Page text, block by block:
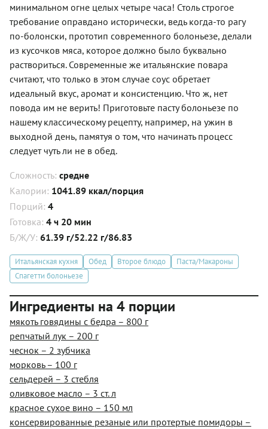
минимальном огне целых четыре часа! Столь строгое
требование оправдано исторически, ведь когда-то рагу
по-болонски, прототип современного болоньезе, делали
из кусочков мяса, которое должно было буквально
раствориться. Современные же итальянские повара
считают, что только в этом случае соус обретает
идеальный вкус, аромат и консистенцию. Что ж, нет
повода им не верить! Приготовьте пасту болоньезе по
нашему классическому рецепту, например, на ужин в
выходной день, памятуя о том, что начинать процесс
следует чуть ли не в обед.
Сложность: средне
Калории: 1041.89 ккал/порция
Порций: 4
Готовка: 4 ч 20 мин
Б/Ж/У: 61.39 г/52.22 г/86.83
Итальянская кухня Обед Второе блюдо
Паста/Макароны
Спагетти болоньезе
Ингредиенты на 4 порции
мякоть говядины с бедра – 800 г
репчатый лук – 200 г
чеснок – 2 зубчика
морковь – 100 г
сельдерей – 3 стебля
оливковое масло – 3 ст. л
красное сухое вино – 150 мл
консервированные резаные или протертые помидоры –